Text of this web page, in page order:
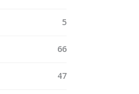
5
66
47